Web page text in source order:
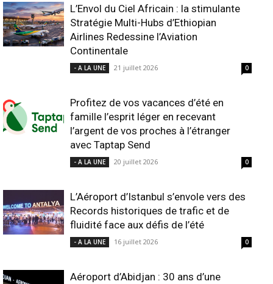
L’Envol du Ciel Africain : la stimulante
Stratégie Multi-Hubs d’Ethiopian
Airlines Redessine l’Aviation
Continentale
- A LA UNE 21 juillet 2026 0
Profitez de vos vacances d’été en
famille l’esprit léger en recevant
l’argent de vos proches à l’étranger
avec Taptap Send
- A LA UNE 20 juillet 2026 0
L’Aéroport d’Istanbul s’envole vers des
Records historiques de trafic et de
fluidité face aux défis de l’été
- A LA UNE 16 juillet 2026 0
Aéroport d’Abidjan : 30 ans d’une